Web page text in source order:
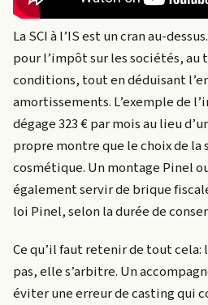
La SCI à l’IS est un cran au-
pour l’impôt sur les sociétés, au
conditions, tout en déduisant
amortissements. L’exemple de
dégage 323 € par mois au lieu
propre montre que le choix de la
cosmétique. Un montage Pinel
également servir de brique
loi Pinel, selon la durée de
Ce qu’il faut retenir de tout
pas, elle s’arbitre. Un
éviter une erreur de casting qui